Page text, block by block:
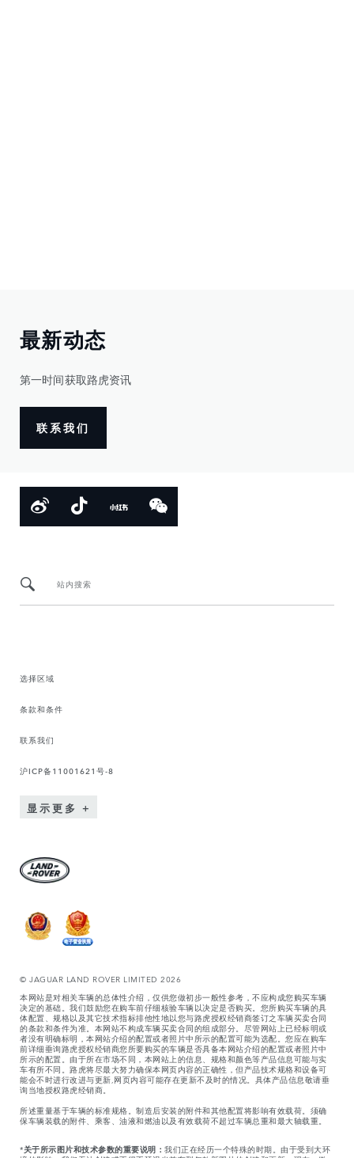
最新动态
第一时间获取路虎资讯
联系我们
站内搜索
选择区域
条款和条件
联系我们
沪ICP备11001621号-8
显示更多
© JAGUAR LAND ROVER LIMITED 2026
本网站是对相关车辆的总体性介绍，仅供您做初步一般性参考，不应构成您购买车辆
决定的基础。我们鼓励您在购车前仔细核验车辆以决定是否购买。您所购买车辆的具
体配置、规格以及其它技术指标排他性地以您与路虎授权经销商签订之车辆买卖合同
的条款和条件为准。本网站不构成车辆买卖合同的组成部分。尽管网站上已经标明或
者没有明确标明，本网站介绍的配置或者照片中所示的配置可能为选配。您应在购车
前详细垂询路虎授权经销商您所要购买的车辆是否具备本网站介绍的配置或者照片中
所示的配置。由于所在市场不同，本网站上的信息、规格和颜色等产品信息可能与实
车有所不同。路虎将尽最大努力确保本网页内容的正确性，但产品技术规格和设备可
能会不时进行改进与更新,网页内容可能存在更新不及时的情况。具体产品信息敬请垂
询当地授权路虎经销商。
所述重量基于车辆的标准规格。制造后安装的附件和其他配置将影响有效载荷。须确
保车辆装载的附件、乘客、油液和燃油以及有效载荷不超过车辆总重和最大轴载重。
*关于所示图片和技术参数的重要说明： 我们正在经历一个特殊的时期。由于受到大环